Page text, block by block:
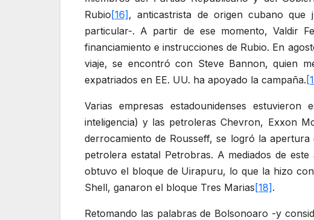
Rubio[16], anticastrista de origen cubano
particular-. A partir de ese momento, Valdir
financiamiento e instrucciones de Rubio. En
viaje, se encontró con Steve Bannon, quien
expatriados en EE. UU. ha apoyado la campaña.
Varias empresas estadounidenses
inteligencia) y las petroleras Chevron, Exxon
derrocamiento de Rousseff, se logró la
petrolera estatal Petrobras. A mediados de
obtuvo el bloque de Uirapuru, lo que la hizo
Shell, ganaron el bloque Tres Marias[18].
Retomando las palabras de Bolsonoaro -y